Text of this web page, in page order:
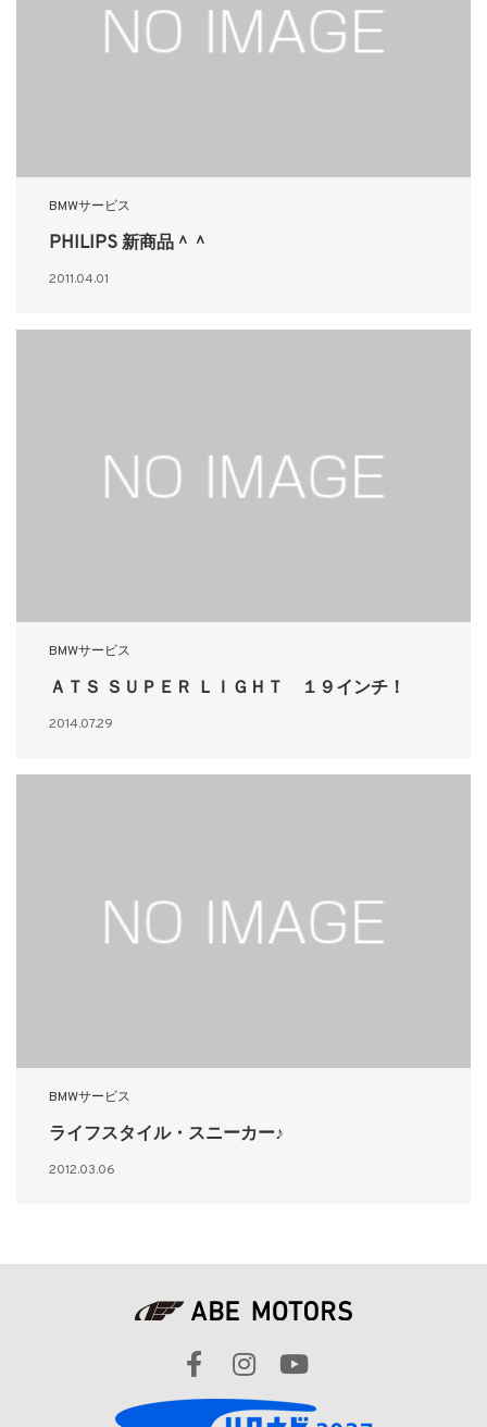
BMWサービス
PHILIPS 新商品＾＾
2011.04.01
BMWサービス
ＡＴＳ ＳＵＰＥＲ ＬＩＧＨＴ １９インチ！
2014.07.29
BMWサービス
ライフスタイル・スニーカー♪
2012.03.06